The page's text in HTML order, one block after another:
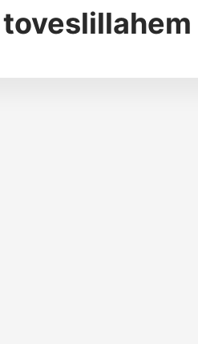
toveslillahem